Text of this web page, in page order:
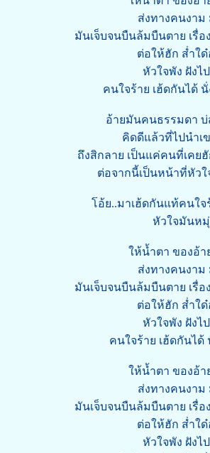
ส่งทางคนงาม
มันเจ็บจนบืนล้มบืนตาย เรื่อ
ต่อให้ฮัก ส่ำใด๋
หัวใจพัง ฝังไ
คนใจร้าย เฮ้ดกันได้ นั่
อ้ายมันคนธรรมดา บ่
คิดดีแล้วที่ไปนำเ
ถึงสิกลาย เป็นแค่คนที่เคย
ต่อจากนี้เป็นหน้าที่หัวใ
โอ้ย..มาเฮ้ดกันแท้คนใ
หัวใจมันหมุ่
ให้น้ำตา ของอ้า
ส่งทางคนงาม
มันเจ็บจนบืนล้มบืนตาย เรื่อ
ต่อให้ฮัก ส่ำใด๋
หัวใจพัง ฝังไ
คนใจร้าย เฮ้ดกันได้
ให้น้ำตา ของอ้า
ส่งทางคนงาม
มันเจ็บจนบืนล้มบืนตาย เรื่อ
ต่อให้ฮัก ส่ำใด๋
หัวใจพัง ฝังไ